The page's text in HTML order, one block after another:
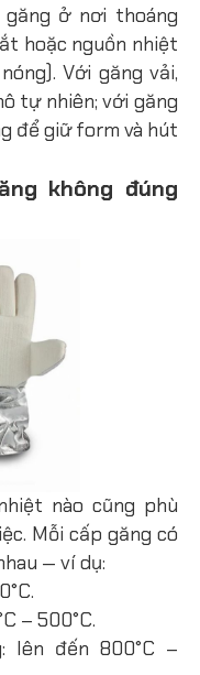
ở nơi thoáng
hoặc nguồn nhiệt
Với găng vải,
tự nhiên; với găng
để giữ form và hút
không đúng
nào cũng phù
Mỗi cấp găng có
— ví dụ:
– 500°C.
lên đến 800°C –